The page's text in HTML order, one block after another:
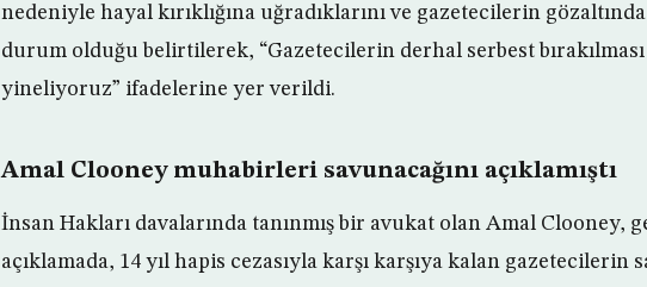
nedeniyle hayal kırıklığına uğradıklarını ve gazetecilerin gözaltında
durum olduğu belirtilerek, “Gazetecilerin derhal serbest bırakılması
yineliyoruz” ifadelerine yer verildi.
Amal Clooney muhabirleri savunacağını açıklamıştı
İnsan Hakları davalarında tanınmış bir avukat olan Amal Clooney,
açıklamada, 14 yıl hapis cezasıyla karşı karşıya kalan gazetecilerin